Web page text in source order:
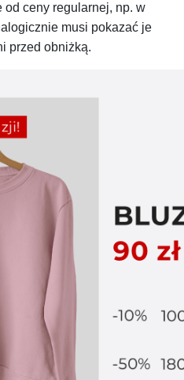
ceny regularnej, np. w
musi pokazać je
przed obniżką.